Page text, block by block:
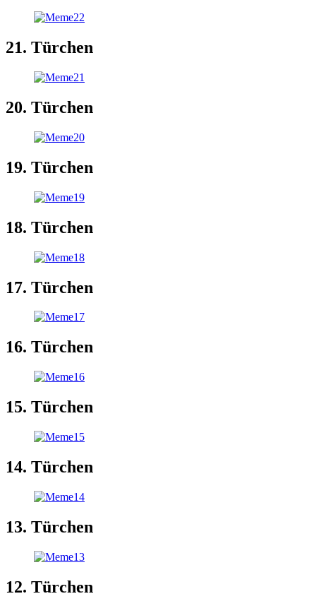
21. Türchen
20. Türchen
19. Türchen
18. Türchen
17. Türchen
16. Türchen
15. Türchen
14. Türchen
13. Türchen
12. Türchen